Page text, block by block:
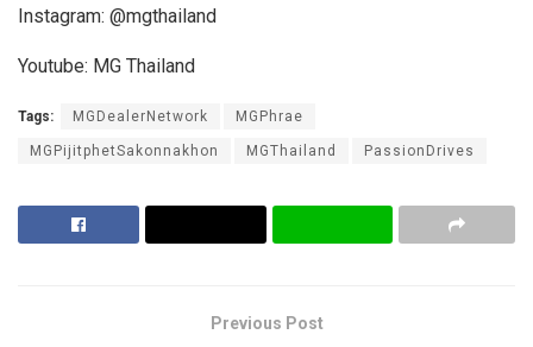
Instagram: @mgthailand
Youtube: MG Thailand
Tags: MGDealerNetwork MGPhrae
MGPijitphetSakonnakhon MGThailand PassionDrives
Previous Post